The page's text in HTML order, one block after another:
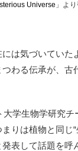
Universe 」よ
は気づいていた
わる伝承が、
学生物学研究チ
りは植物と同じ
表して話題を呼